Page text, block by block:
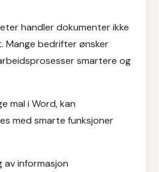
handler dokumenter ikke
Mange bedrifter ønsker
smartere og
mal i Word, kan
med smarte funksjoner
informasjon